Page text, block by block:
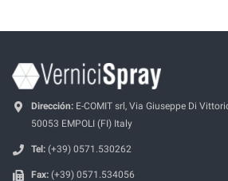
Dirección: E-COMIT srl, Via Giuseppe Di
50053 EMPOLI (FI) Italy
Tel: (+39) 0571.530262
Fax: (+39) 0571.534056